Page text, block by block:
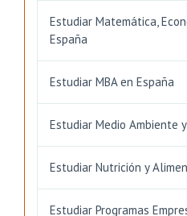
Estudiar Matemática,
España
Estudiar MBA en España
Estudiar Medio Ambiente
Estudiar Nutrición y
Estudiar Programas